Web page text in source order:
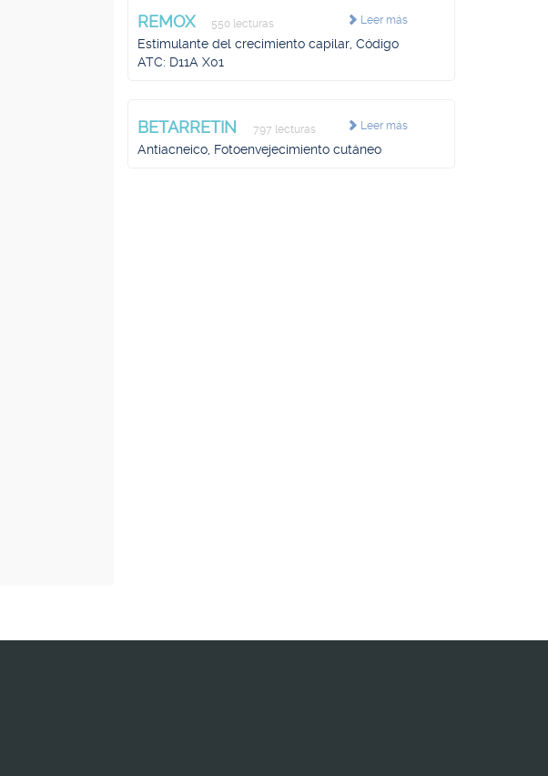
Leer más
REMOX 550 lecturas
Estimulante del crecimiento capilar, Código
ATC: D11A X01
Leer más
BETARRETIN 797 lecturas
Antiacneico, Fotoenvejecimiento cutáneo